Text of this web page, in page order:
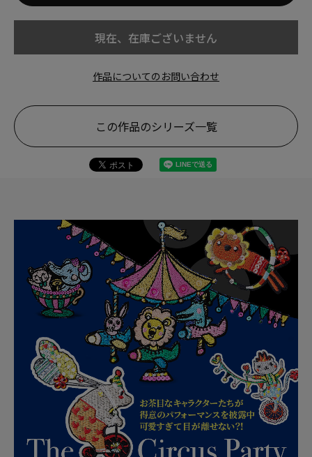
現在、在庫ございません
作品についてのお問い合わせ
この作品のシリーズ一覧